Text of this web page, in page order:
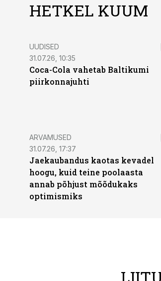
HETKEL KUUM
UUDISED
31.07.26, 10:35
Coca-Cola vahetab Baltikumi
piirkonnajuhti
ARVAMUSED
31.07.26, 17:37
Jaekaubandus kaotas kevadel
hoogu, kuid teine poolaasta
annab põhjust mõõdukaks
optimismiks